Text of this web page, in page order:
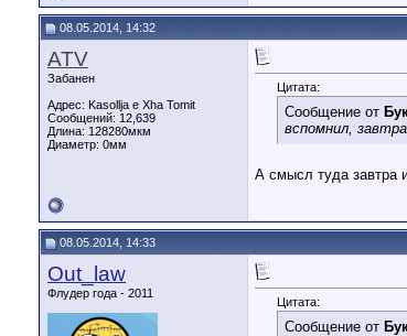
08.05.2014, 14:32
ATV
Забанен
Адрес: Kasollja e Xha Tomit
Сообщений: 12,639
Длина: 128280мкм
Диаметр: 0мм
Цитата:
Сообщение от
вспомнил,
А смысл туда завтра
08.05.2014, 14:33
Out_law
Флудер года - 2011
Цитата:
Сообщение от